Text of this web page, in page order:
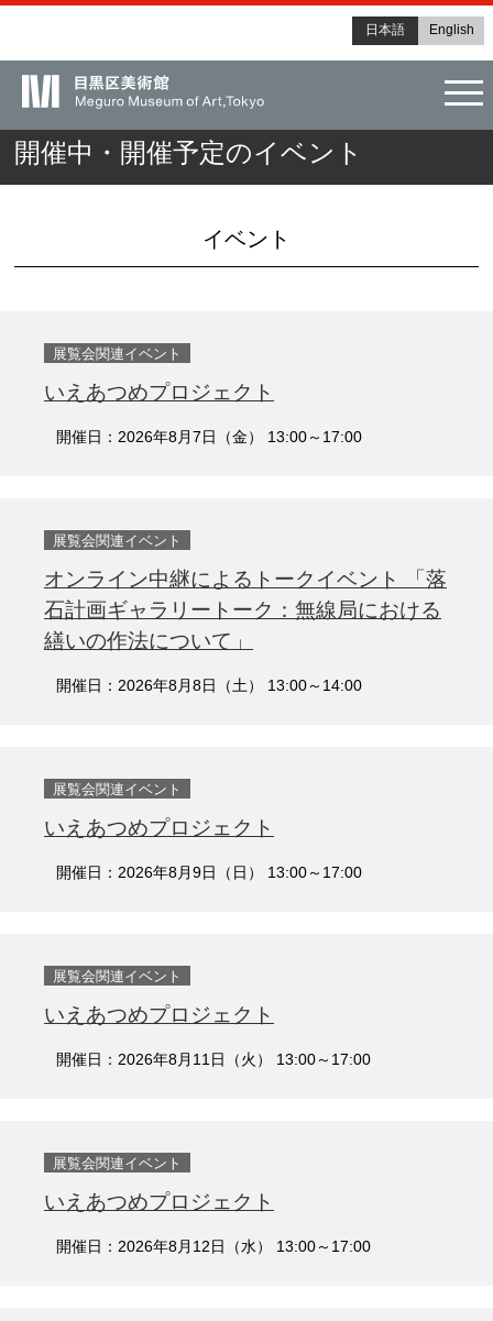
日本語 English
開催中・開催予定のイベント
イベント
展覧会関連イベント
いえあつめプロジェクト
開催日：2026年8月7日（金） 13:00～17:00
展覧会関連イベント
オンライン中継によるトークイベント 「落
石計画ギャラリートーク：無線局における
繕いの作法について」
開催日：2026年8月8日（土） 13:00～14:00
展覧会関連イベント
いえあつめプロジェクト
開催日：2026年8月9日（日） 13:00～17:00
展覧会関連イベント
いえあつめプロジェクト
開催日：2026年8月11日（火） 13:00～17:00
展覧会関連イベント
いえあつめプロジェクト
開催日：2026年8月12日（水） 13:00～17:00